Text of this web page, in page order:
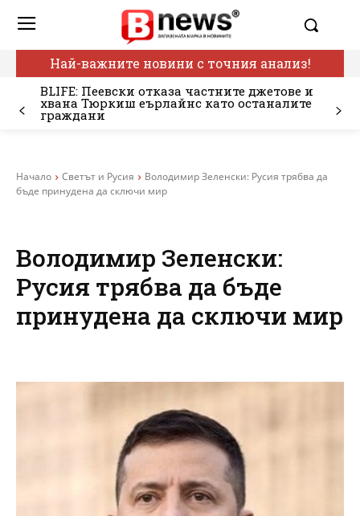
Най-важните новини с точния анализ!
BLIFE: Пеевски отказа частните джетове и
хвана Тюркиш еърлайнс като останалите
граждани
Начало Светът и Русия
Володимир Зеленски: Русия трябва да
бъде принудена да сключи мир
Володимир Зеленски:
Русия трябва да бъде
принудена да сключи мир